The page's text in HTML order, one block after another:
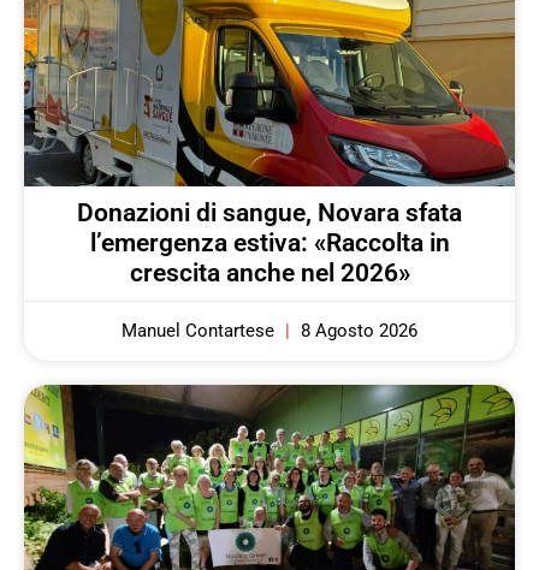
Donazioni di sangue, Novara sfata
l’emergenza estiva: «Raccolta in
crescita anche nel 2026»
Manuel Contartese 8 Agosto 2026